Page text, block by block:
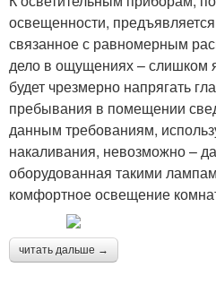
освещенности,
связанное с равномерным
дело в ощущениях – слишком
будет чрезмерно напрягать
пребывания в помещении
данным требованиям,
накаливания, невозможно –
оборудованная такими
комфортное освещение
читать дальше →